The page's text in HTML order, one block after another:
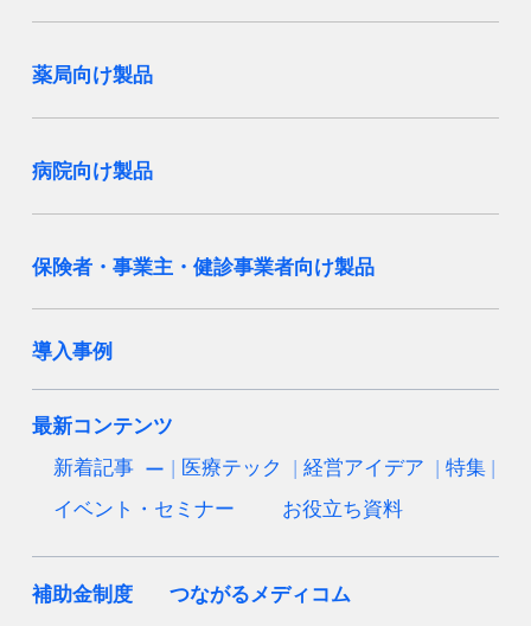
薬局向け製品
病院向け製品
保険者・事業主・健診事業者向け製品
導入事例
最新コンテンツ
新着記事
医療テック 経営アイデア
特集
イベント・セミナー
お役立ち資料
補助金制度 つながるメディコム